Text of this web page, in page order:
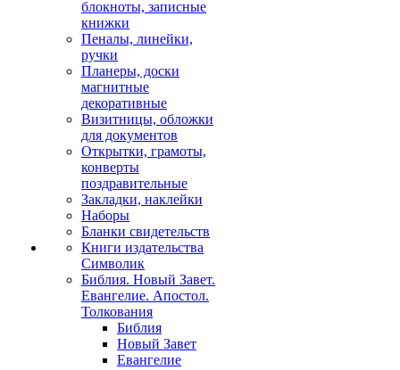
блокноты, записные
книжки
Пеналы, линейки,
ручки
Планеры, доски
магнитные
декоративные
Визитницы, обложки
для документов
Открытки, грамоты,
конверты
поздравительные
Закладки, наклейки
Наборы
Бланки свидетельств
Книги издательства
Символик
Библия. Новый Завет.
Евангелие. Апостол.
Толкования
Библия
Новый Завет
Евангелие